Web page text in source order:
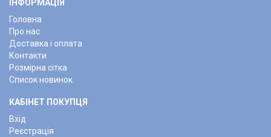
ІНФОРМАЦІЯ
Головна
Про нас
Доставка і оплата
Контакти
Розмірна сітка
Список новинок
КАБІНЕТ ПОКУПЦЯ
Вхід
Реєстрація